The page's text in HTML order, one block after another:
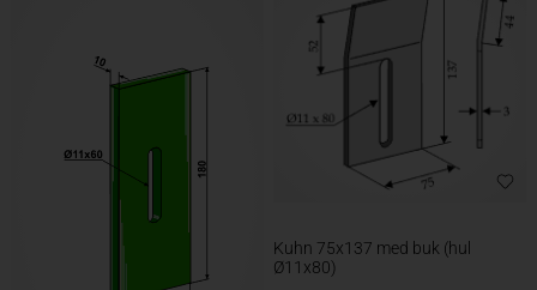
Kuhn 75x137 med buk (hul
Ø11x80)